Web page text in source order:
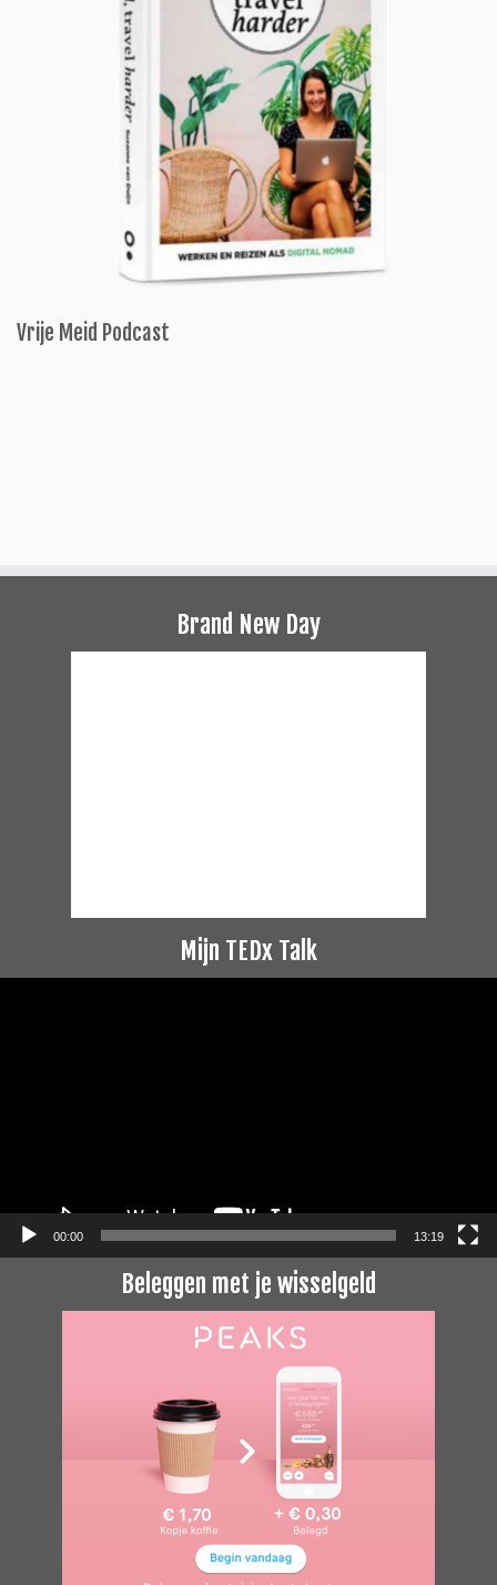
Vrije Meid Podcast
Brand New Day
Mijn TEDx Talk
00:00 13:19
Beleggen met je wisselgeld